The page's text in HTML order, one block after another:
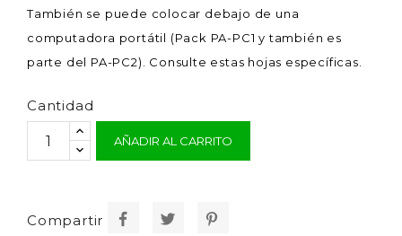
También se puede colocar debajo de una
computadora portátil (Pack PA-PC1 y también es
parte del PA-PC2). Consulte estas hojas específicas.
Cantidad
AÑADIR AL CARRITO
Compartir